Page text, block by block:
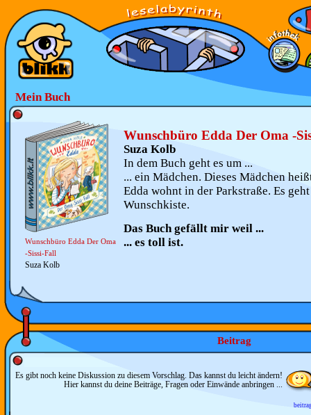
Mein Buch
Wunschbüro Edda Der Oma
-Sissi-Fall
Suza Kolb
Wunschbüro Edda Der Oma -
Suza Kolb
In dem Buch geht es um ...
... ein Mädchen. Dieses Mädchen
Edda wohnt in der Parkstraße. Es
Wunschkiste.
Das Buch gefällt mir weil ...
... es toll ist.
Beitrag
Es gibt noch keine Diskussion zu diesem Vorschlag. Das kannst du leicht ändern!
Hier kannst du deine Beiträge, Fragen oder Einwände anbringen ...